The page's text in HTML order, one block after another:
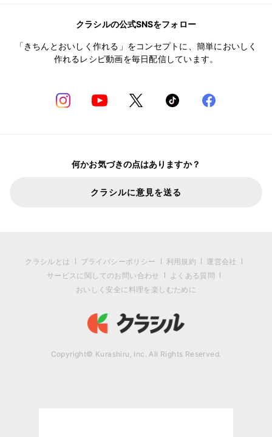
クラシルの公式SNSをフォロー
「きちんとおいしく作れる」をコンセプトに、簡単においしく
作れるレシピ動画を毎日配信しています。
何かお気づきの点はありますか？
クラシルに意見を送る
クラシルとは プライバシーポリシー 利用規約
運営会社
サービスに関してのお問い合わせ
よくある質問
おいしく安全に料理を楽しむために
Copyright© Kurashiru, Inc. All Rights Reserved.